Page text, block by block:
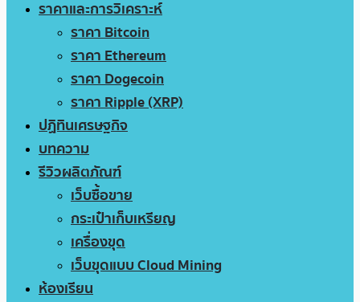
ราคาและการวิเคราะห์
ราคา Bitcoin
ราคา Ethereum
ราคา Dogecoin
ราคา Ripple (XRP)
ปฏิทินเศรษฐกิจ
บทความ
รีวิวผลิตภัณฑ์
เว็บซื้อขาย
กระเป๋าเก็บเหรียญ
เครื่องขุด
เว็บขุดแบบ Cloud Mining
ห้องเรียน